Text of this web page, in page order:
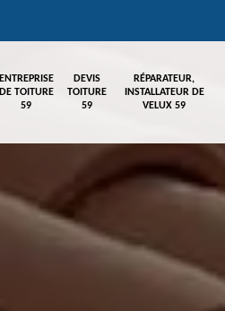
ENTREPRISE
DE TOITURE
59
DEVIS
TOITURE
59
RÉPARATEUR,
INSTALLATEUR DE
VELUX 59